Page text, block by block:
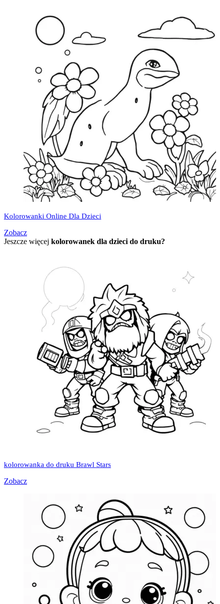
Kolorowanki Online Dla Dzieci
Zobacz
Jeszcze więcej kolorowanek dla dzieci do druku?
kolorowanka do druku Brawl Stars
Zobacz